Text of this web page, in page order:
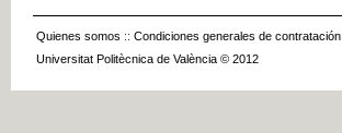
Quienes somos :: Condiciones generales de contratación
Universitat Politècnica de València © 2012